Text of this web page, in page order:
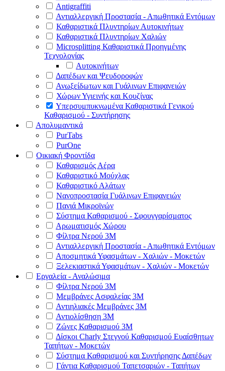
Antigraffiti
Αντιαλλεργική Προστασία - Απωθητικά Εντόμων
Καθαριστικά Πλυντηρίων Αυτοκινήτων
Καθαριστικά Πλυντηρίων Χαλιών
Microsplitting Καθαριστικά Προηγμένης
Τεχνολογίας
Αυτοκινήτων
Δαπέδων και Ψευδοροφών
Ανωξείδωτων και Γυάλινων Επιφανειών
Χώρων Υγιεινής και Κουζίνας
Υπερσυμπυκνωμένα Καθαριστικά Γενικού
Καθαρισμού - Συντήρησης
Απολυμαντικά
PurTabs
PurOne
Οικιακή Φροντίδα
Καθαρισμός Αέρα
Καθαριστικό Μούχλας
Καθαριστικό Αλάτων
Νανοπροστασία Γυάλινων Επιφανειών
Πανιά Μικροϊνών
Σύστημα Καθαρισμού - Σφουγγαρίσματος
Αρωματισμός Χώρου
Φίλτρα Νερού 3Μ
Αντιαλλεργική Προστασία - Απωθητικά Εντόμων
Αποσμητικά Υφασμάτων - Χαλιών - Μοκετών
Ξελεκιαστικά Υφασμάτων - Χαλιών - Μοκετών
Εργαλεία - Αναλώσιμα
Φίλτρα Νερού 3Μ
Μεμβράνες Ασφαλείας 3Μ
Αντιηλιακές Μεμβράνες 3Μ
Αντιολίσθηση 3Μ
Ζώνες Καθαρισμού 3Μ
Δίσκοι Charly Στεγνού Καθαρισμού Ευαίσθητων
Ταπήτων - Μοκετών
Σύστημα Καθαρισμού και Συντήρησης Δαπέδων
Γάντια Καθαρισμού Ταπετσαριών - Ταπήτων